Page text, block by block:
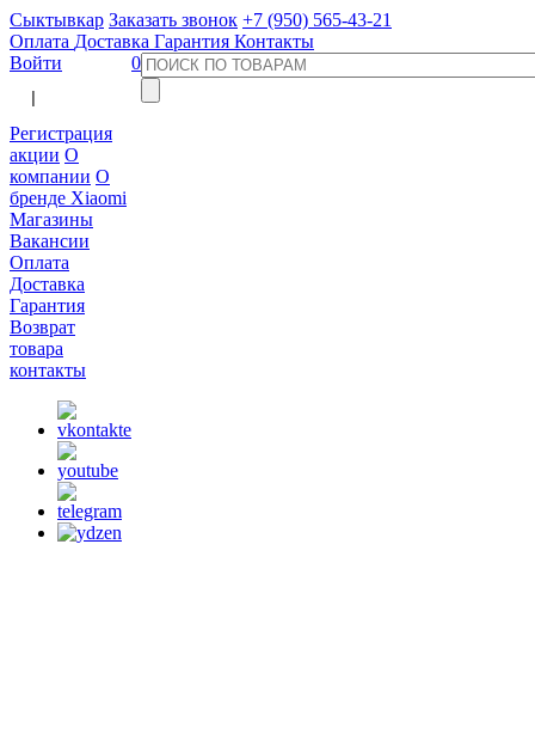
Сыктывкар Заказать звонок +7 (950) 565-43-21
Оплата Доставка Гарантия Контакты
Войти
Регистрация
акции О
компании О
бренде Xiaomi
Магазины
Вакансии
Оплата
Доставка
Гарантия
Возврат
товара
контакты
0